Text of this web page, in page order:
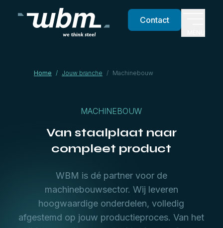
Contact
Home / Jouw branche / Machinebouw
MACHINEBOUW
Van staalplaat naar
compleet product
WBM is dé partner voor de
machinebouwsector. Wij leveren
hoogwaardige onderdelen, volledig
afgestemd op jouw productieproces. Van het